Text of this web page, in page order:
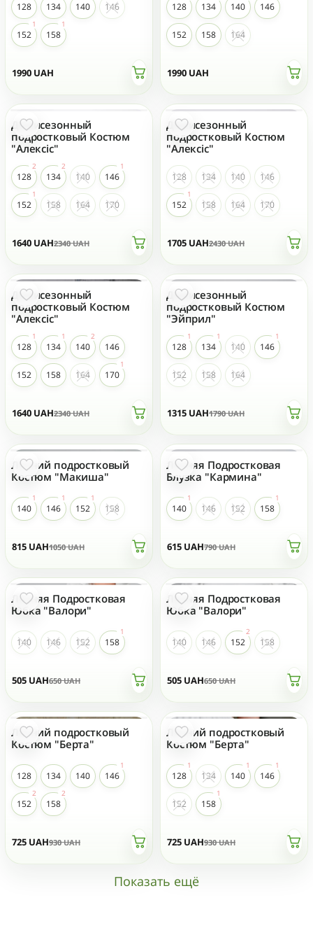
1990 UAH
128 134 140 146
152 158
1990 UAH
128 134 140 146
152 158 164
ТОП ПРОДАЖ
1640 UAH2340UAH
Демисезонный
подростковый Костюм
"Алексіс"
128 134 140 146
152 158 164 170
1705 UAH2430UAH
Демисезонный
подростковый Костюм
"Алексіс"
128 134 140 146
152 158 164 170
ТОП ПРОДАЖ
1640 UAH2340UAH
Демисезонный
подростковый Костюм
"Алексіс"
128 134 140 146
152 158 164 170
ТОП ПРОДАЖ
1315 UAH1790UAH
Демисезонный
подростковый Костюм
"Эйприл"
128 134 140 146
152 158 164
- 23 %
815 UAH1050UAH
Летний подростковый
Костюм "Макиша"
140 146 152 158
- 23 %
ТОП ПРОДАЖ
615 UAH790UAH
Летняя Подростковая
Блузка "Кармина"
140 146 152 158
- 23 %
505 UAH650UAH
Летняя Подростковая
Юбка "Валори"
140 146 152 158
- 23 %
505 UAH650UAH
Летняя Подростковая
Юбка "Валори"
140 146 152 158
- 23 %
ТОП ПРОДАЖ
725 UAH930UAH
Летний подростковый
Костюм "Берта"
128 134 140 146
152 158
- 23 %
ТОП ПРОДАЖ
725 UAH930UAH
Летний подростковый
Костюм "Берта"
128 134 140 146
152 158
Показать ещё